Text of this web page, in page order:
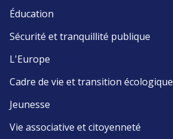
Éducation
Sécurité et tranquillité publique
L'Europe
Cadre de vie et transition écologique
Jeunesse
Vie associative et citoyenneté